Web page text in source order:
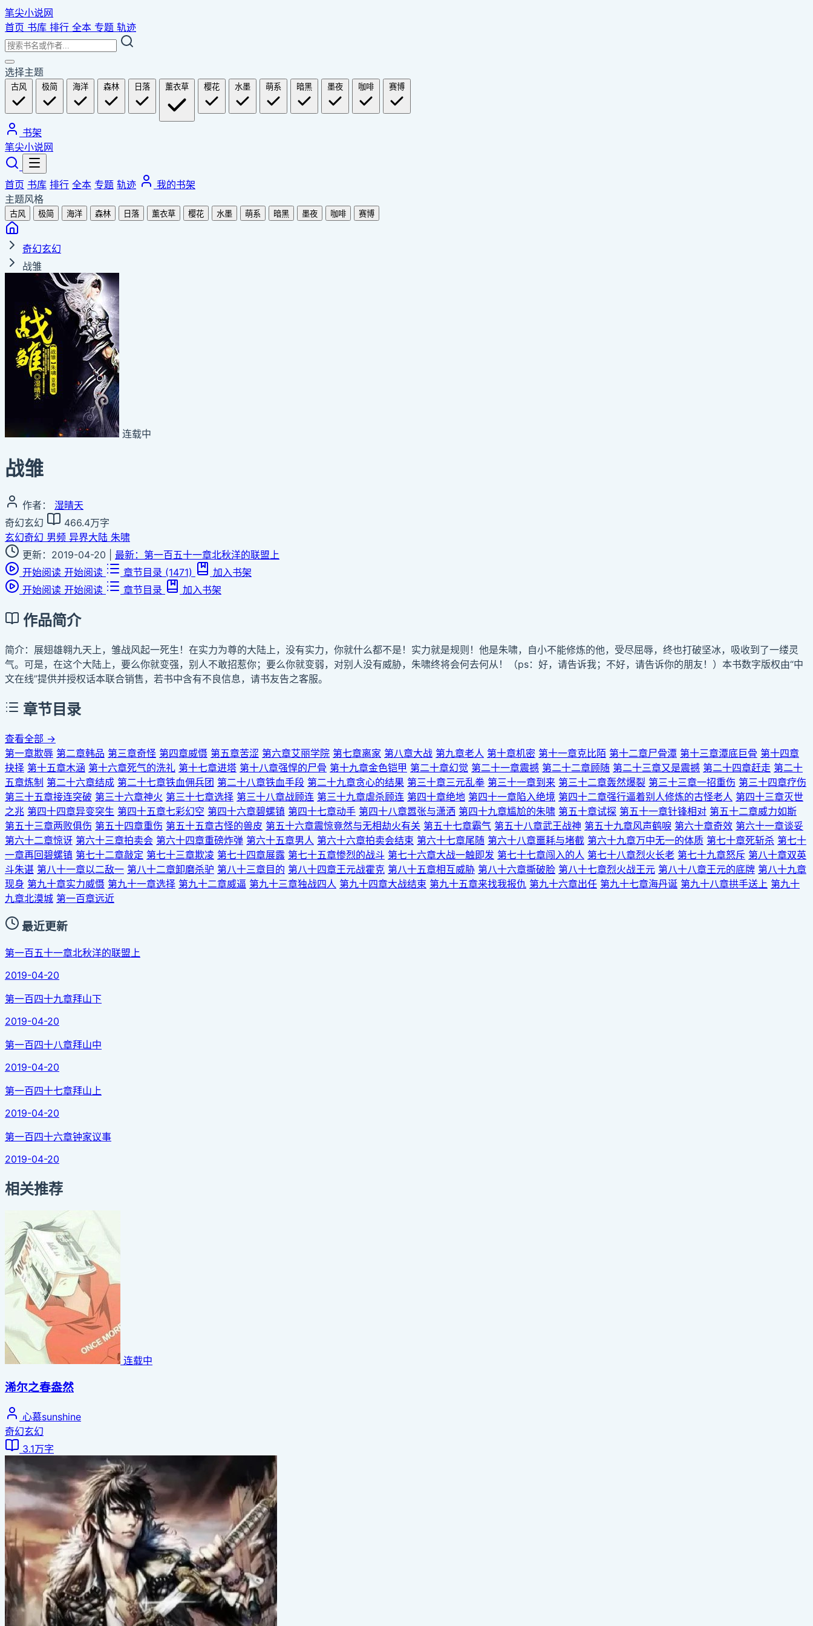
笔尖小说网
首页 书库 排行 全本 专题 轨迹
选择主题
古风 极简 海洋 森林 日落 薰衣草 樱花 水墨 萌系 暗黑 墨夜 咖啡 赛博
书架
笔尖小说网
首页 书库 排行 全本 专题 轨迹
我的书架
主题风格
古风 极简 海洋 森林 日落 薰衣草 樱花 水墨 萌系 暗黑 墨夜 咖啡 赛博
奇幻玄幻
战雏
连载中
战雏
作者：
湿晴天
奇幻玄幻
466.4万字
玄幻奇幻 男频 异界大陆 朱啸
更新：2019-04-20
最新：第一百五十一章北秋洋的联盟上
开始阅读 开始阅读 章节目录 (1471)
加入书架
开始阅读 开始阅读 章节目录 加入书架
作品简介
简介：展翅雄翱九天上，雏战风起一死生！在实力为尊的大陆上，没有实力，你就什么都不是！实力就是规则！他是朱啸，自小不能修炼的他，受尽屈辱，终也打破坚冰，吸收到了一缕灵
气。可是，在这个大陆上，要么你就变强，别人不敢招惹你；要么你就变弱，对别人没有威胁，朱啸终将会何去何从！（ps：好，请告诉我；不好，请告诉你的朋友！）本书数字版权由“中
文在线”提供并授权话本联合销售，若书中含有不良信息，请书友告之客服。
章节目录
查看全部 →
第一章欺辱 第二章韩品 第三章奇怪 第四章威慑 第五章苦涩 第六章艾丽学院 第七章离家 第八章大战 第九章老人 第十章机密 第十一章克比陌 第十二章尸骨潭 第十三章潭底巨骨 第十四章
抉择 第十五章木涵 第十六章死气的洗礼 第十七章进塔 第十八章强悍的尸骨 第十九章金色铠甲 第二十章幻觉 第二十一章震撼 第二十二章顾随 第二十三章又是震撼 第二十四章赶走 第二十
五章炼制 第二十六章结成 第二十七章铁血佣兵团 第二十八章铁血手段 第二十九章贪心的结果 第三十章三元乱拳 第三十一章到来 第三十二章轰然爆裂 第三十三章一招重伤 第三十四章疗伤
第三十五章接连突破 第三十六章神火 第三十七章选择 第三十八章战顾连 第三十九章虐杀顾连 第四十章绝地 第四十一章陷入绝境 第四十二章强行逼着别人修炼的古怪老人 第四十三章灭世
之兆 第四十四章异变突生 第四十五章七彩幻空 第四十六章碧螺镇 第四十七章动手 第四十八章嚣张与潇洒 第四十九章尴尬的朱啸 第五十章试探 第五十一章针锋相对 第五十二章威力如斯
第五十三章两败俱伤 第五十四章重伤 第五十五章古怪的兽皮 第五十六章震惊竟然与无相劫火有关 第五十七章霸气 第五十八章武王战神 第五十九章风声鹤唳 第六十章奇效 第六十一章谈妥
第六十二章惊讶 第六十三章拍卖会 第六十四章重磅炸弹 第六十五章男人 第六十六章拍卖会结束 第六十七章尾随 第六十八章噩耗与堵截 第六十九章万中无一的体质 第七十章死斩杀 第七十
一章再回碧螺镇 第七十二章敲定 第七十三章欺凌 第七十四章展露 第七十五章惨烈的战斗 第七十六章大战一触即发 第七十七章闯入的人 第七十八章烈火长老 第七十九章怒斥 第八十章双英
斗朱谌 第八十一章以二敌一 第八十二章卸磨杀驴 第八十三章目的 第八十四章王元战霍克 第八十五章相互威胁 第八十六章撕破脸 第八十七章烈火战王元 第八十八章王元的底牌 第八十九章
现身 第九十章实力威慑 第九十一章选择 第九十二章威逼 第九十三章独战四人 第九十四章大战结束 第九十五章来找我报仇 第九十六章出任 第九十七章海丹诞 第九十八章拱手送上 第九十
九章北漠城 第一百章远近
最近更新
第一百五十一章北秋洋的联盟上
2019-04-20
第一百四十九章拜山下
2019-04-20
第一百四十八章拜山中
2019-04-20
第一百四十七章拜山上
2019-04-20
第一百四十六章钟家议事
2019-04-20
相关推荐
连载中
浠尔之春盎然
心慕sunshine
奇幻玄幻
3.1万字